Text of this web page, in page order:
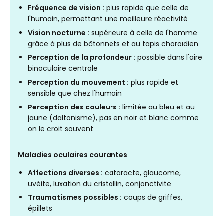
Fréquence de vision : plus rapide que celle de
l'humain, permettant une meilleure réactivité
Vision nocturne : supérieure à celle de l'homme
grâce à plus de bâtonnets et au tapis choroïdien
Perception de la profondeur : possible dans l'aire
binoculaire centrale
Perception du mouvement : plus rapide et
sensible que chez l'humain
Perception des couleurs : limitée au bleu et au
jaune (daltonisme), pas en noir et blanc comme
on le croit souvent
Maladies oculaires courantes
Affections diverses : cataracte, glaucome,
uvéite, luxation du cristallin, conjonctivite
Traumatismes possibles : coups de griffes,
épillets